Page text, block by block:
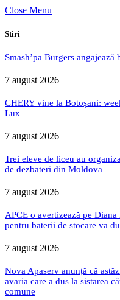
Close Menu
Stiri
Smash’pa Burgers
7 august 2026
CHERY vine la Botoșani:
Lux
7 august 2026
Trei eleve de liceu au
de dezbateri din Moldova
7 august 2026
APCE o avertizează pe
pentru baterii de stocare va
7 august 2026
Nova Apaserv anunță că
avaria care a dus la sistarea
comune